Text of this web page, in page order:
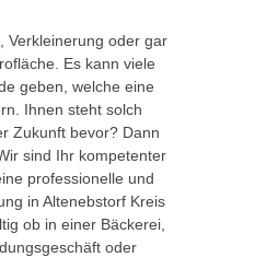
Verkleinerung oder gar
Es kann viele
geben, welche eine
Ihnen steht solch
Zukunft bevor? Dann
sind Ihr kompetenter
professionelle und
in Altenebstorf Kreis
ob in einer Bäckerei,
oder